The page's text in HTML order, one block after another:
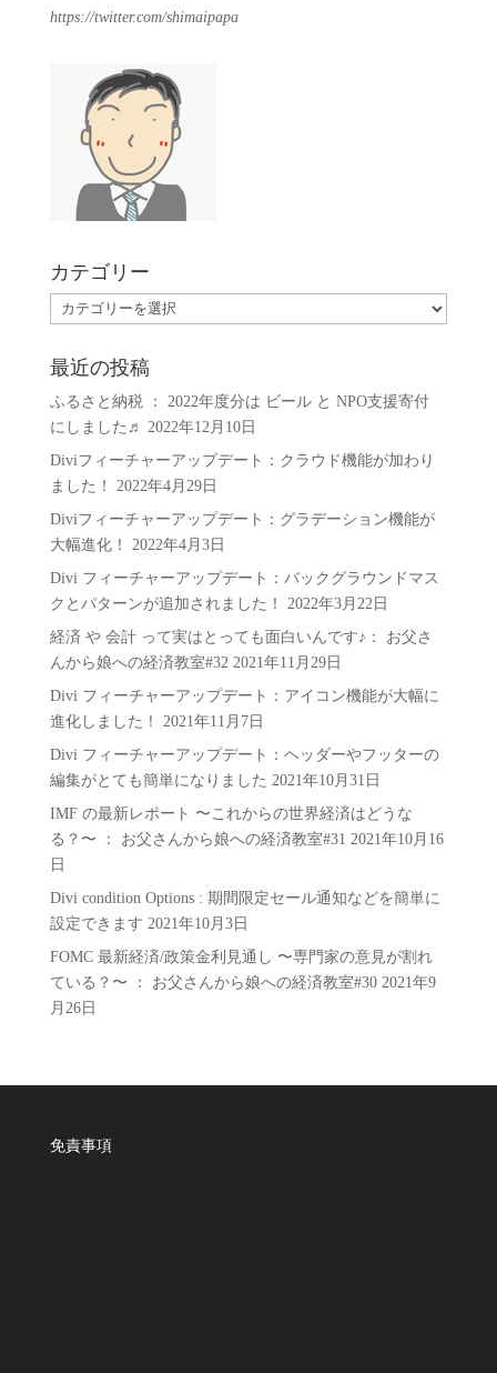
https://twitter.com/shimaipapa
カテゴリー
カ
ゴ
リ
ー
最近の投稿
ふるさと納税 ： 2022年度分は ビール と NPO支援寄付
にしました♬
2022年12月10日
Diviフィーチャーアップデート：クラウド機能が加わり
ました！
2022年4月29日
Diviフィーチャーアップデート：グラデーション機能が
大幅進化！
2022年4月3日
Divi フィーチャーアップデート：バックグラウンドマス
クとパターンが追加されました！
2022年3月22日
経済 や 会計 って実はとっても面白いんです♪： お父さ
んから娘への経済教室#32 2021年11月29日
Divi フィーチャーアップデート：アイコン機能が大幅に
進化しました！
2021年11月7日
Divi フィーチャーアップデート：ヘッダーやフッターの
編集がとても簡単になりました 2021年10月31日
IMF の最新レポート 〜これからの世界経済はどうな
る？〜 ： お父さんから娘への経済教室#31 2021年10月16
日
Divi condition Options : 期間限定セール通知などを簡単に
設定できます 2021年10月3日
FOMC 最新経済/政策金利見通し 〜専門家の意見が割れ
ている？〜 ： お父さんから娘への経済教室#30 2021年9
月26日
免責事項